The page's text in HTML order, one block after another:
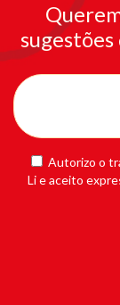
Autorizo o
Li e aceito